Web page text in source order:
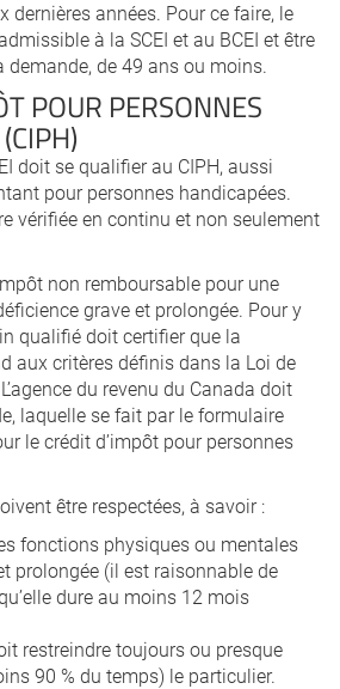
dernières années. Pour ce faire, le
à la SCEI et au BCEI et être
demande, de 49 ans ou moins.
POUR PERSONNES
doit se qualifier au CIPH, aussi
pour personnes handicapées.
vérifiée en continu et non seulement
non remboursable pour une
grave et prolongée. Pour y
qualifié doit certifier que la
aux critères définis dans la Loi de
du revenu du Canada doit
laquelle se fait par le formulaire
le crédit d’impôt pour personnes
être respectées, à savoir :
fonctions physiques ou mentales
prolongée (il est raisonnable de
dure au moins 12 mois
restreindre toujours ou presque
90 % du temps) le particulier.